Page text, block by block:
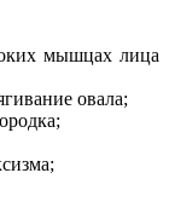
мышцах лица
овала;